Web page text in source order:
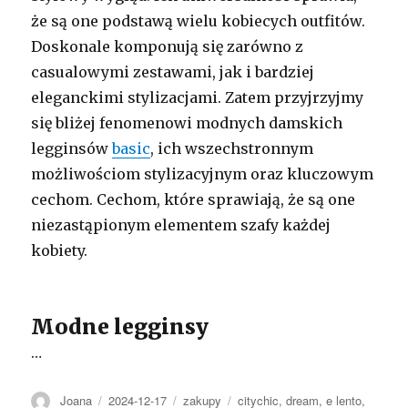
że są one podstawą wielu kobiecych outfitów.
Doskonale komponują się zarówno z
casualowymi zestawami, jak i bardziej
eleganckimi stylizacjami. Zatem przyjrzyjmy
się bliżej fenomenowi modnych damskich
legginsówbasic, ich wszechstronnym
możliwościom stylizacyjnym oraz kluczowym
cechom. Cechom, które sprawiają, że są one
niezastąpionym elementem szafy każdej
kobiety.
Modne legginsy
…
Autor
Joana Opublikowano
2024-12-17 Kategorie
zakupy Tagi
citychic,dream,e lento,